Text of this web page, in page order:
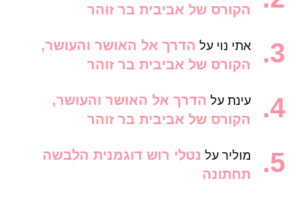
הקורס של אביבית בר זוהר
אתי נוי על הדרך אל האושר והעושר,
הקורס של אביבית בר זוהר
עינת על הדרך אל האושר והעושר,
הקורס של אביבית בר זוהר
מוליר על נטלי רוש דוגמנית הלבשה
תחתונה